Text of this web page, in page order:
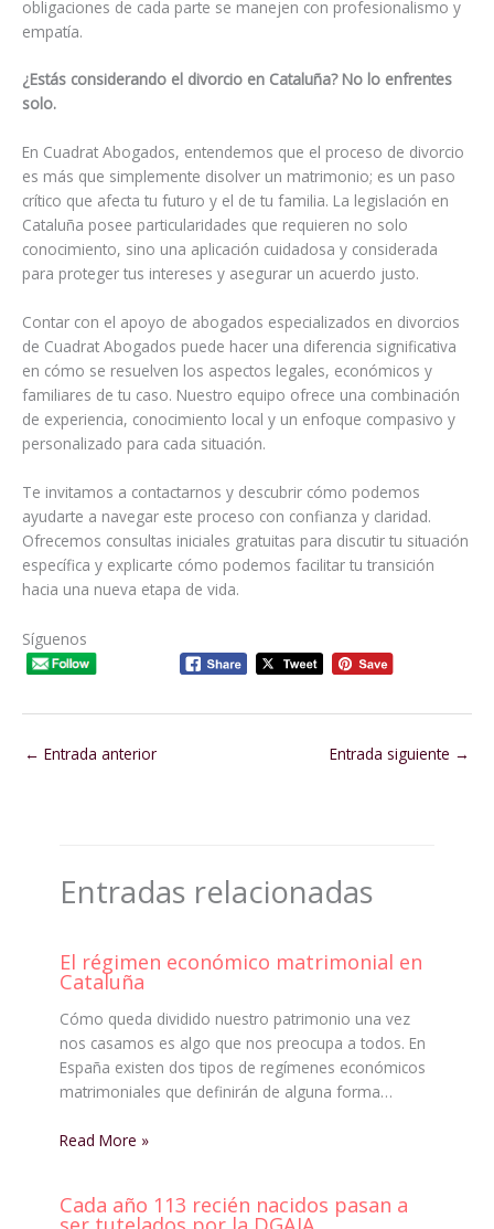
obligaciones de cada parte se manejen con profesionalismo y
empatía.
¿Estás considerando el divorcio en Cataluña? No lo enfrentes
solo.
En Cuadrat Abogados, entendemos que el proceso de divorcio
es más que simplemente disolver un matrimonio; es un paso
crítico que afecta tu futuro y el de tu familia. La legislación en
Cataluña posee particularidades que requieren no solo
conocimiento, sino una aplicación cuidadosa y considerada
para proteger tus intereses y asegurar un acuerdo justo.
Contar con el apoyo de abogados especializados en divorcios
de Cuadrat Abogados puede hacer una diferencia significativa
en cómo se resuelven los aspectos legales, económicos y
familiares de tu caso. Nuestro equipo ofrece una combinación
de experiencia, conocimiento local y un enfoque compasivo y
personalizado para cada situación.
Te invitamos a contactarnos y descubrir cómo podemos
ayudarte a navegar este proceso con confianza y claridad.
Ofrecemos consultas iniciales gratuitas para discutir tu situación
específica y explicarte cómo podemos facilitar tu transición
hacia una nueva etapa de vida.
Síguenos
← Entrada anterior Entrada siguiente →
Entradas relacionadas
El régimen económico matrimonial en
Cataluña
Cómo queda dividido nuestro patrimonio una vez
nos casamos es algo que nos preocupa a todos. En
España existen dos tipos de regímenes económicos
matrimoniales que definirán de alguna forma…
Read More »
Cada año 113 recién nacidos pasan a